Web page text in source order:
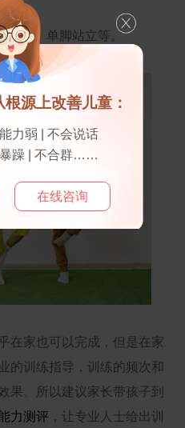
车、单脚站立等。
家也可以完成，但是在家
的训练指导，训练的频次和
果。所以建议家长带孩子到
力测评 ，让专业人士给出训
源上改善儿童：
力弱 | 不会说话
躁 | 不合群……
在线咨询